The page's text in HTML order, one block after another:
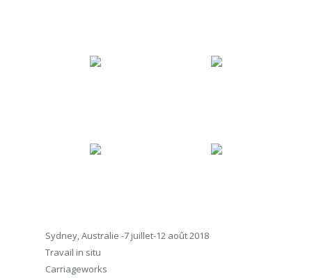
Sydney, Australie -7 juillet-12 août 2018
Travail in situ
Carriageworks